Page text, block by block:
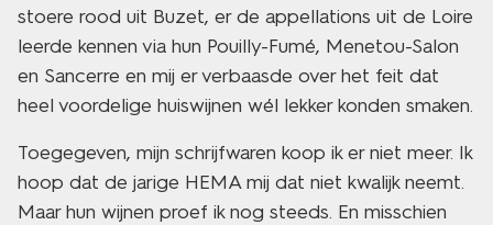
stoere rood uit Buzet, er de appellations uit de Loire
leerde kennen via hun Pouilly-Fumé, Menetou-Salon
en Sancerre en mij er verbaasde over het feit dat
heel voordelige huiswijnen wél lekker konden smaken.
Toegegeven, mijn schrijfwaren koop ik er niet meer. Ik
hoop dat de jarige HEMA mij dat niet kwalijk neemt.
Maar hun wijnen proef ik nog steeds. En misschien